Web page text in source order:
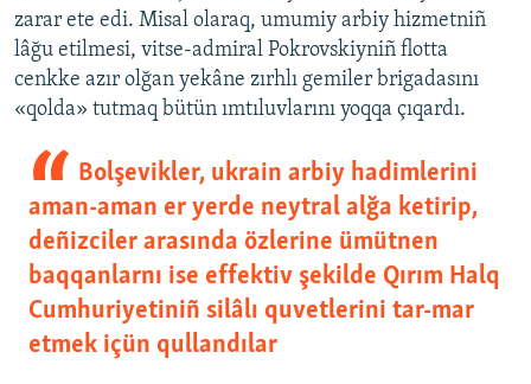
zarar ete edi. Misal olaraq, umumiy arbiy hizmetniñ
lâğu etilmesi, vitse-admiral Pokrovskiyniñ flotta
cenkke azır olğan yekâne zırhlı gemiler brigadasını
«qolda» tutmaq bütün ımtıluvlarını yoqqa çıqardı.
Bolşevikler, ukrain arbiy hadimlerini
aman-aman er yerde neytral alğa ketirip,
deñizciler arasında özlerine ümütnen
baqqanlarnı ise effektiv şekilde Qırım Halq
Cumhuriyetiniñ silâlı quvetlerini tar-mar
etmek içün qullandılar